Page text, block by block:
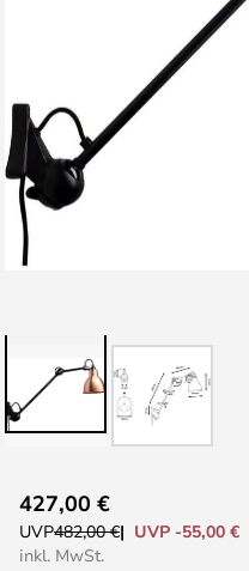
Anfang
der
427,00 €
UVP482,00 €
UVP -55,00 €
inkl. MwSt.